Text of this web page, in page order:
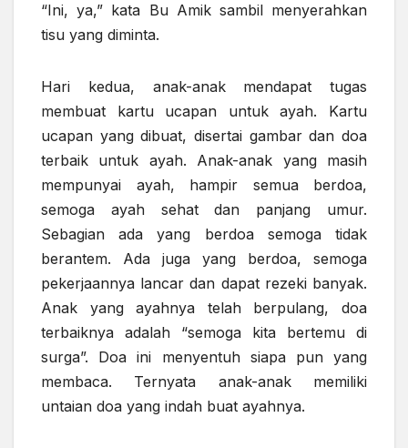
“Ini, ya,” kata Bu Amik sambil menyerahkan
tisu yang diminta.
Hari kedua, anak-anak mendapat tugas
membuat kartu ucapan untuk ayah. Kartu
ucapan yang dibuat, disertai gambar dan doa
terbaik untuk ayah. Anak-anak yang masih
mempunyai ayah, hampir semua berdoa,
semoga ayah sehat dan panjang umur.
Sebagian ada yang berdoa semoga tidak
berantem. Ada juga yang berdoa, semoga
pekerjaannya lancar dan dapat rezeki banyak.
Anak yang ayahnya telah berpulang, doa
terbaiknya adalah “semoga kita bertemu di
surga”. Doa ini menyentuh siapa pun yang
membaca. Ternyata anak-anak memiliki
untaian doa yang indah buat ayahnya.